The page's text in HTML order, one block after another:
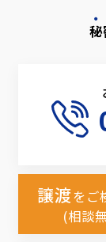
秘
譲渡をご
(相談